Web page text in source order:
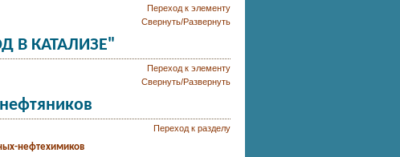
Переход к элементу
Свернуть/Развернуть
В КАТАЛИЗЕ"
Переход к элементу
Свернуть/Развернуть
Переход к разделу
нефтехимиков